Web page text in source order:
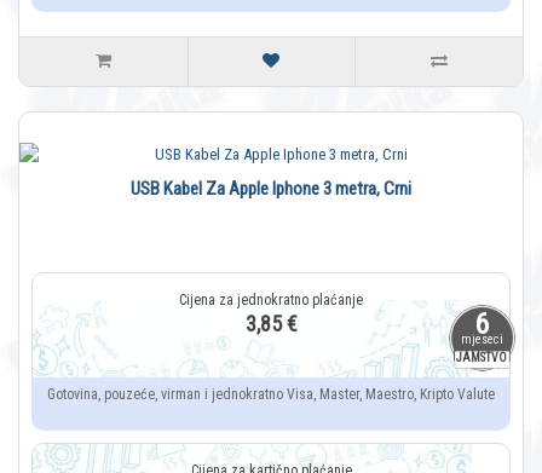
6
mjeseci
JAMSTVO
USB Kabel Za Apple Iphone 3 metra, Crni
3,85 €
Gotovina, pouzeće, virman i jednokratno Visa, Master, Maestro, Kripto Valute